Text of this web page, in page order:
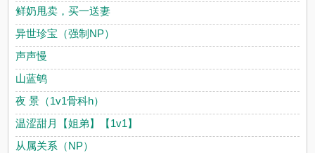
鲜奶甩卖，买一送妻
异世珍宝（强制NP）
声声慢
山蓝鸲
夜 景（1v1骨科h）
温涩甜月【姐弟】【1v1】
从属关系（NP）